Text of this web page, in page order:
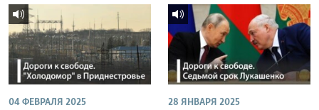
04 ФЕВРАЛЯ 2025 28 ЯНВАРЯ 2025